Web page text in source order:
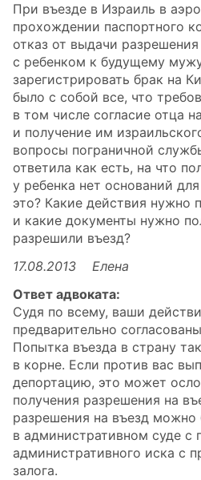
При въезде в Израиль в
прохождении паспортного
отказ от выдачи
с ребенком к будущему
зарегистрировать брак на
было с собой все, что
в том числе согласие отца
и получение им
вопросы пограничной
ответила как есть, на что
у ребенка нет оснований
это? Какие действия нужно
и какие документы нужно
разрешили въезд?
17.08.2013 Елена
Ответ адвоката:
Судя по всему, ваши
предварительно
Попытка въезда в страну
в корне. Если против вас
депортацию, это может
получения разрешения на
разрешения на въезд можно
в административном суде с
административного иска с
залога.